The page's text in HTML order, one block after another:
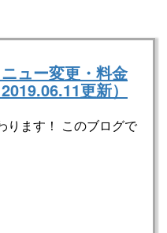
ュー変更・料金
更新）
ります！ このブログで